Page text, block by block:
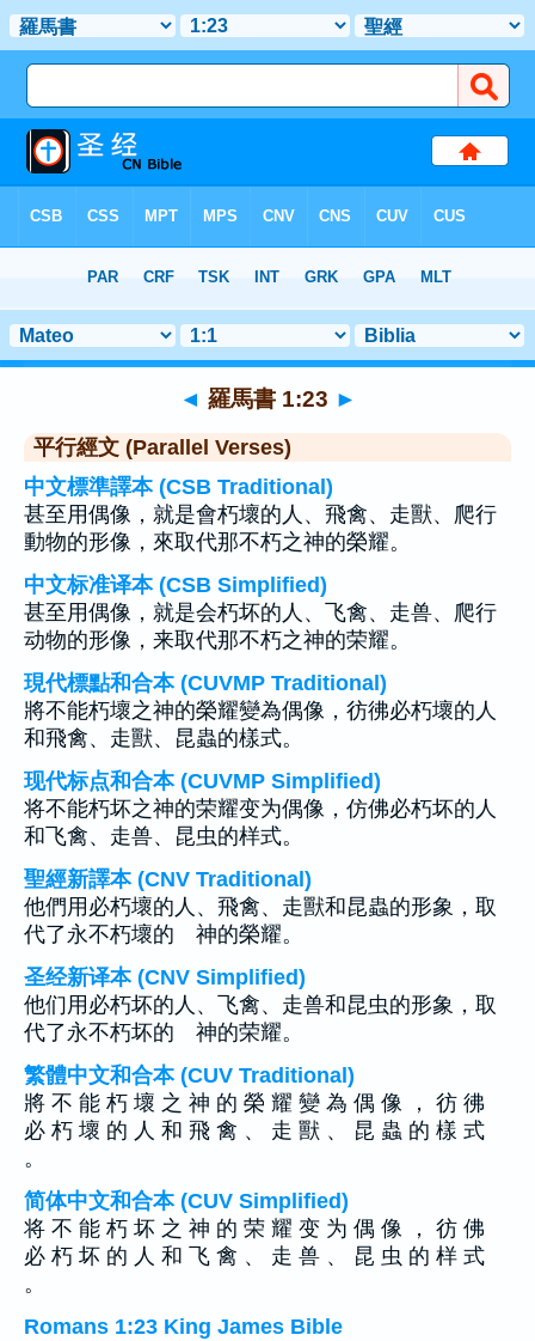
> 聖經金句 23
◄ 羅馬書 1:23 ►
平行經文 (Parallel Verses)
中文標準譯本 (CSB Traditional)
甚至用偶像，就是會朽壞的人、飛禽、走獸、爬行
動物的形像，來取代那不朽之神的榮耀。
中文标准译本 (CSB Simplified)
甚至用偶像，就是会朽坏的人、飞禽、走兽、爬行
动物的形像，来取代那不朽之神的荣耀。
現代標點和合本 (CUVMP Traditional)
將不能朽壞之神的榮耀變為偶像，彷彿必朽壞的人
和飛禽、走獸、昆蟲的樣式。
现代标点和合本 (CUVMP Simplified)
将不能朽坏之神的荣耀变为偶像，仿佛必朽坏的人
和飞禽、走兽、昆虫的样式。
聖經新譯本 (CNV Traditional)
他們用必朽壞的人、飛禽、走獸和昆蟲的形象，取
代了永不朽壞的 神的榮耀。
圣经新译本 (CNV Simplified)
他们用必朽坏的人、飞禽、走兽和昆虫的形象，取
代了永不朽坏的 神的荣耀。
繁體中文和合本 (CUV Traditional)
將 不 能 朽 壞 之 神 的 榮 耀 變 為 偶 像 ， 彷 彿
必 朽 壞 的 人 和 飛 禽 、 走 獸 、 昆 蟲 的 樣 式
。
简体中文和合本 (CUV Simplified)
将 不 能 朽 坏 之 神 的 荣 耀 变 为 偶 像 ， 彷 佛
必 朽 坏 的 人 和 飞 禽 、 走 兽 、 昆 虫 的 样 式
。
Romans 1:23 King James Bible